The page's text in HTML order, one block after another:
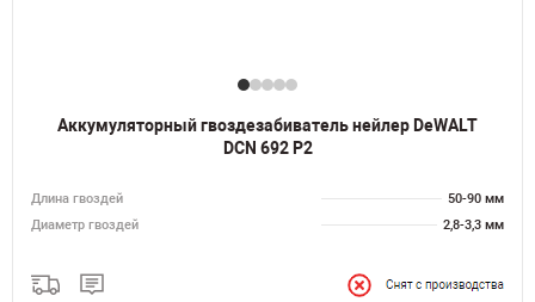
Аккумуляторный гвоздезабиватель нейлер DeWALT
DCN 692 P2
Длина гвоздей
50-90 мм
Диаметр гвоздей
2,8-3,3 мм